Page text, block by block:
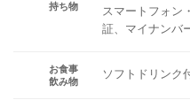
持ち物
スマートフォン
証、マイナンバ
お食事
飲み物
ソフトドリンク